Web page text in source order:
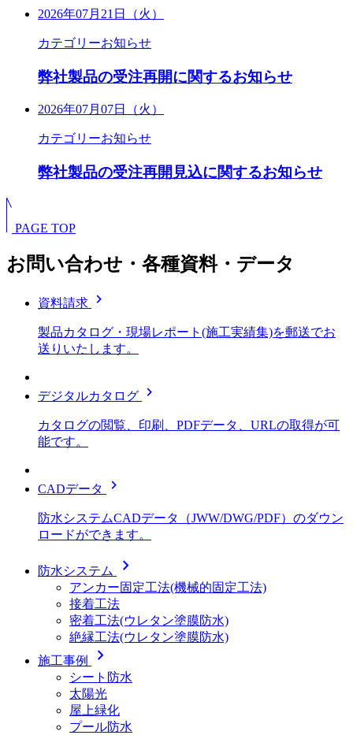
2026年07月21日（火）
カテゴリーお知らせ
弊社製品の受注再開に関するお知らせ
2026年07月07日（火）
カテゴリーお知らせ
弊社製品の受注再開見込に関するお知らせ
PAGE TOP
お問い合わせ・各種資料・データ
資料請求 chevron_right
製品カタログ・現場レポート(施工実績集)を郵送でお
送りいたします。
デジタルカタログ chevron_right
カタログの閲覧、印刷、PDFデータ、URLの取得が可
能です。
CADデータ chevron_right
防水システムCADデータ（JWW/DWG/PDF）のダウン
ロードができます。
防水システム chevron_right
アンカー固定工法(機械的固定工法)
接着工法
密着工法(ウレタン塗膜防水)
絶縁工法(ウレタン塗膜防水)
施工事例
chevron_right
シート防水
太陽光
屋上緑化
プール防水